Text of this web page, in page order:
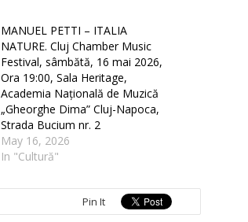
MANUEL PETTI – ITALIA
NATURE. Cluj Chamber Music
Festival, sâmbătă, 16 mai 2026,
Ora 19:00, Sala Heritage,
Academia Națională de Muzică
„Gheorghe Dima” Cluj-Napoca,
Strada Bucium nr. 2
May 16, 2026
In "Cultură"
Pin It